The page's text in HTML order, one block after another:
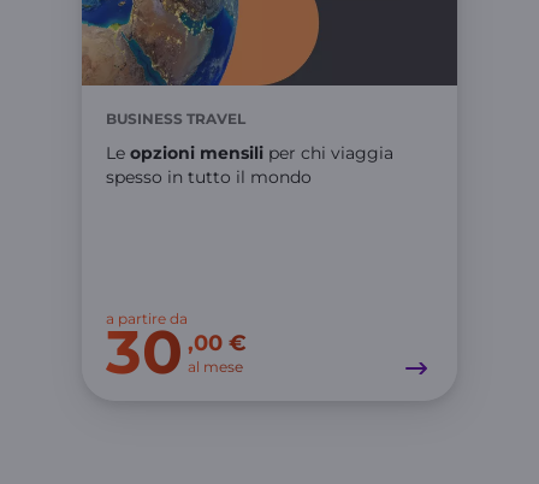
BUSINESS TRAVEL
Le opzioni mensili per chi viaggia
spesso in tutto il mondo
a partire da
30 ,00 €
al mese